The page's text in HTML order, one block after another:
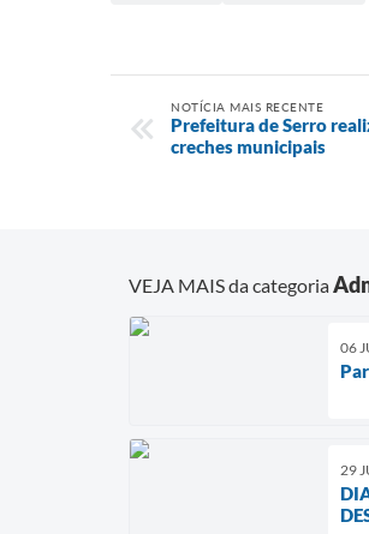
NOTÍCIA MAIS RECENTE
Prefeitura de Serro
creches municipais
VEJA MAIS da categoria
06
29